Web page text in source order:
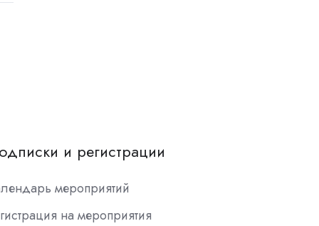
и регистрации
мероприятий
на мероприятия